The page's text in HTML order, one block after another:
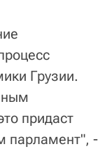
Грузии.
придаст
парламент", -